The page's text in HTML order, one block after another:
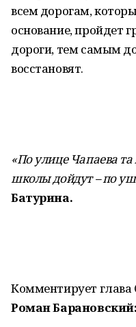
всем дорогам,
основание, пройдет
дороги, тем самым
восстановят.
«По улице Чапаева
школы дойдут – по
Батурина.
Комментирует глава
Роман Барановский: